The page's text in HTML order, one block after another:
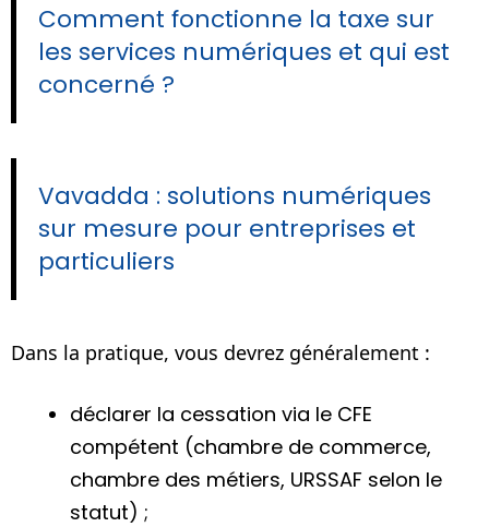
Comment fonctionne la taxe sur
les services numériques et qui est
concerné ?
Vavadda : solutions numériques
sur mesure pour entreprises et
particuliers
Dans la pratique, vous devrez généralement :
déclarer la cessation via le CFE
compétent (chambre de commerce,
chambre des métiers, URSSAF selon le
statut) ;